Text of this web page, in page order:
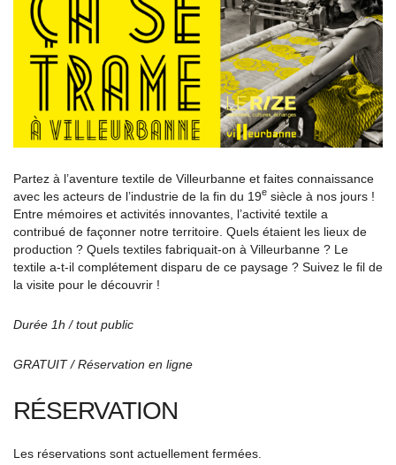
Partez à l’aventure textile de Villeurbanne et faites connaissance
avec les acteurs de l’industrie de la fin du 19e siècle à nos jours !
Entre mémoires et activités innovantes, l’activité textile a
contribué de façonner notre territoire. Quels étaient les lieux de
production ? Quels textiles fabriquait-on à Villeurbanne ? Le
textile a-t-il complétement disparu de ce paysage ? Suivez le fil de
la visite pour le découvrir !
Durée 1h / tout public
GRATUIT / Réservation en ligne
RÉSERVATION
Les réservations sont actuellement fermées.